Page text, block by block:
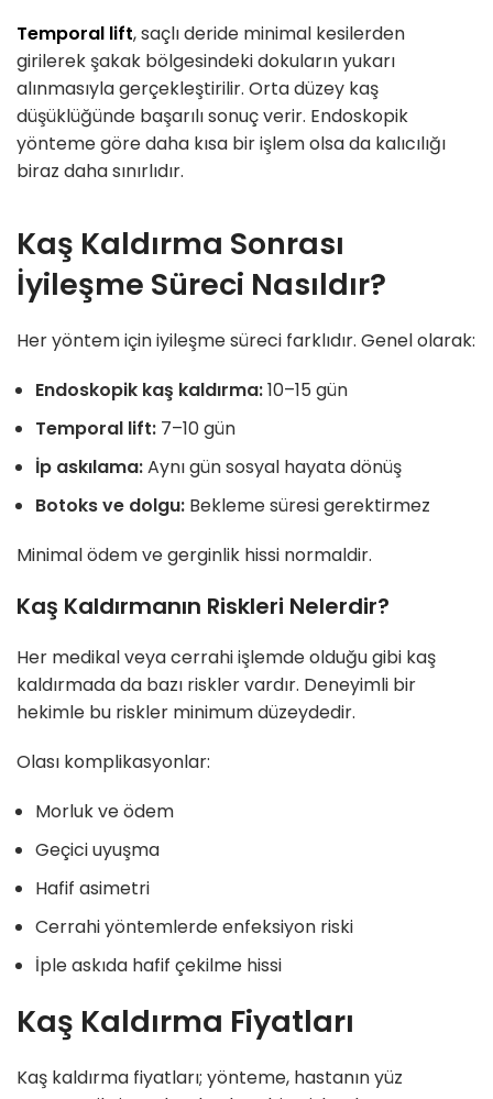
Temporal lift, saçlı deride minimal kesilerden
girilerek şakak bölgesindeki dokuların yukarı
alınmasıyla gerçekleştirilir. Orta düzey kaş
düşüklüğünde başarılı sonuç verir. Endoskopik
yönteme göre daha kısa bir işlem olsa da kalıcılığı
biraz daha sınırlıdır.
Kaş Kaldırma Sonrası
İyileşme Süreci Nasıldır?
Her yöntem için iyileşme süreci farklıdır. Genel olarak:
Endoskopik kaş kaldırma:10–15 gün
Temporal lift: 7–10 gün
İp askılama:Aynı gün sosyal hayata dönüş
Botoks ve dolgu: Bekleme süresi gerektirmez
Minimal ödem ve gerginlik hissi normaldir.
Kaş Kaldırmanın Riskleri Nelerdir?
Her medikal veya cerrahi işlemde olduğu gibi kaş
kaldırmada da bazı riskler vardır. Deneyimli bir
hekimle bu riskler minimum düzeydedir.
Olası komplikasyonlar:
Morluk ve ödem
Geçici uyuşma
Hafif asimetri
Cerrahi yöntemlerde enfeksiyon riski
İple askıda hafif çekilme hissi
Kaş Kaldırma Fiyatları
Kaş kaldırma fiyatları; yönteme, hastanın yüz